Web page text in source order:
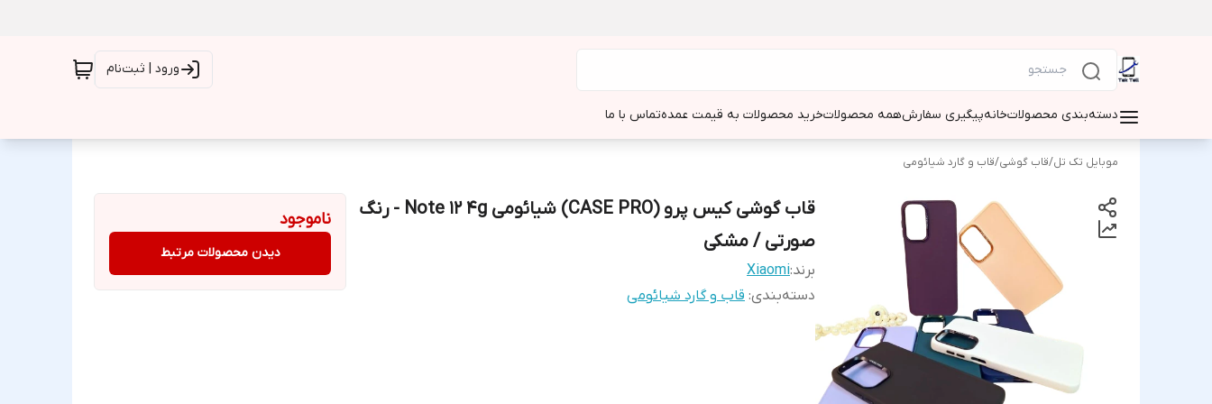
ورود | ثبت‌نام
دسته‌بندی محصولاتخانهپیگیری سفارشهمه محصولاتخرید محصولات به قیمت عمدهتماس با ما
موبایل تک تل/قاب گوشی/قاب و گارد شیائومی
قاب گوشی کیس پرو (CASE PRO) شیائومی Note 12 4g - رنگ
صورتی / مشکی
برند:Xiaomi
دسته‌بندی: قاب و گارد شیائومی
ناموجود
دیدن محصولات مرتبط